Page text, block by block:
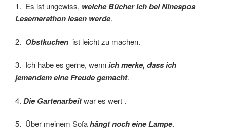
1. Es ist ungewiss, welche Bücher ich bei Ninespos
Lesemarathon lesen werde.
2. Obstkuchen ist leicht zu machen.
3. Ich habe es gerne, wennich merke, dass ich
jemandem eine Freude gemacht.
4. Die Gartenarbeitwar es wert .
5. Über meinem Sofahängt noch eine Lampe.